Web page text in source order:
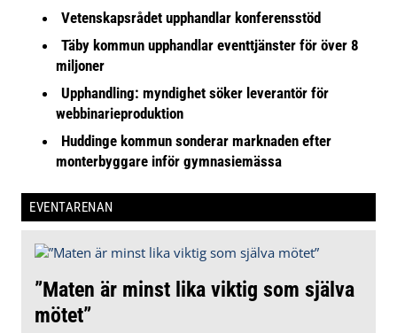
Vetenskapsrådet upphandlar konferensstöd
Täby kommun upphandlar eventtjänster för över 8
miljoner
Upphandling: myndighet söker leverantör för
webbinarieproduktion
Huddinge kommun sonderar marknaden efter
monterbyggare inför gymnasiemässa
EVENTARENAN
”Maten är minst lika viktig som själva
mötet”